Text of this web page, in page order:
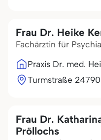
Frau Dr. Heike
Fachärztin für
Praxis Dr. med.
Turmstraße 24
Frau Dr.
Pröllochs